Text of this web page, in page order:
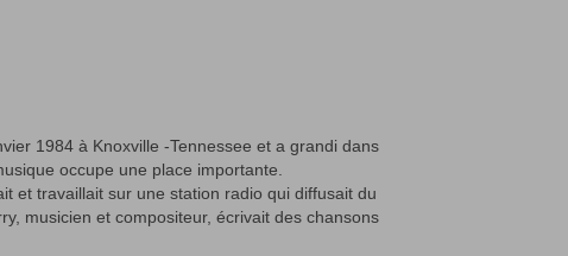
1984 à Knoxville -Tennessee et a grandi dans
occupe une place importante.
et travaillait sur une station radio qui diffusait du
musicien et compositeur, écrivait des chansons